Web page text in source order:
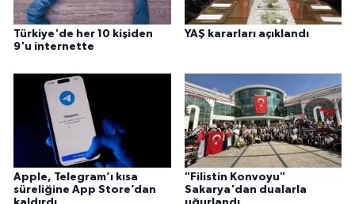
Türkiye'de her 10 kişiden
9'u internette
YAŞ kararları açıklandı
Apple, Telegram’ı kısa
süreliğine App Store’dan
"Filistin Konvoyu"
Sakarya'dan dualarla
Isparta Müftülüğü
İzmir Müftülüğü
Kahramanmaraş Müftülüğü
Karabük Müftülüğü